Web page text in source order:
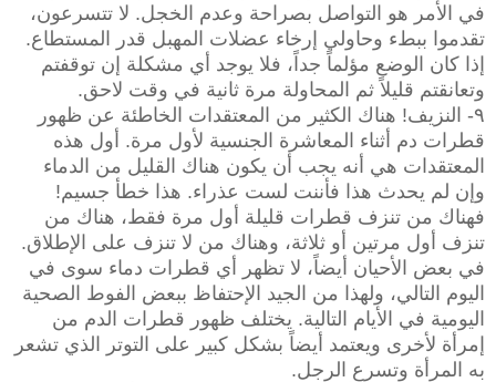
في الأمر هو التواصل بصراحة وعدم الخجل. لا تتسرعون،
تقدموا ببطء وحاولي إرخاء عضلات المهبل قدر المستطاع.
إذا كان الوضع مؤلماً جداً، فلا يوجد أي مشكلة إن توقفتم
وتعانقتم قليلاً ثم المحاولة مرة ثانية في وقت لاحق.
٩- النزيف! هناك الكثير من المعتقدات الخاطئة عن ظهور
قطرات دم أثناء المعاشرة الجنسية لأول مرة. أول هذه
المعتقدات هي أنه يجب أن يكون هناك القليل من الدماء
وإن لم يحدث هذا فأننت لست عذراء. هذا خطأ جسيم!
فهناك من تنزف قطرات قليلة أول مرة فقط، هناك من
تنزف أول مرتين أو ثلاثة، وهناك من لا تنزف على الإطلاق.
في بعض الأحيان أيضاً، لا تظهر أي قطرات دماء سوى في
اليوم التالي، ولهذا من الجيد الإحتفاظ ببعض الفوط الصحية
اليومية في الأيام التالية. يختلف ظهور قطرات الدم من
إمرأة لأخرى ويعتمد أيضاً بشكل كبير على التوتر الذي تشعر
به المرأة وتسرع الرجل.